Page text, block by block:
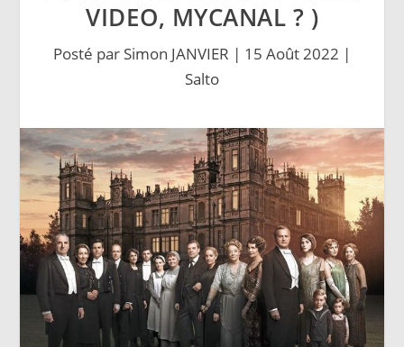
VIDEO, MYCANAL ? )
Posté par Simon JANVIER | 15 Août 2022 |
Salto